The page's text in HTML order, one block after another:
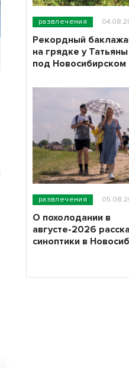
развлечения
Рекордный
на грядке у
под Новосибирском
развлечения
О похолодании в
августе-2026
синоптики в